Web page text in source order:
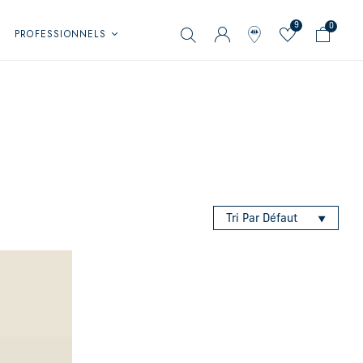
PROFESSIONNELS
9 0
Tri Par Défaut